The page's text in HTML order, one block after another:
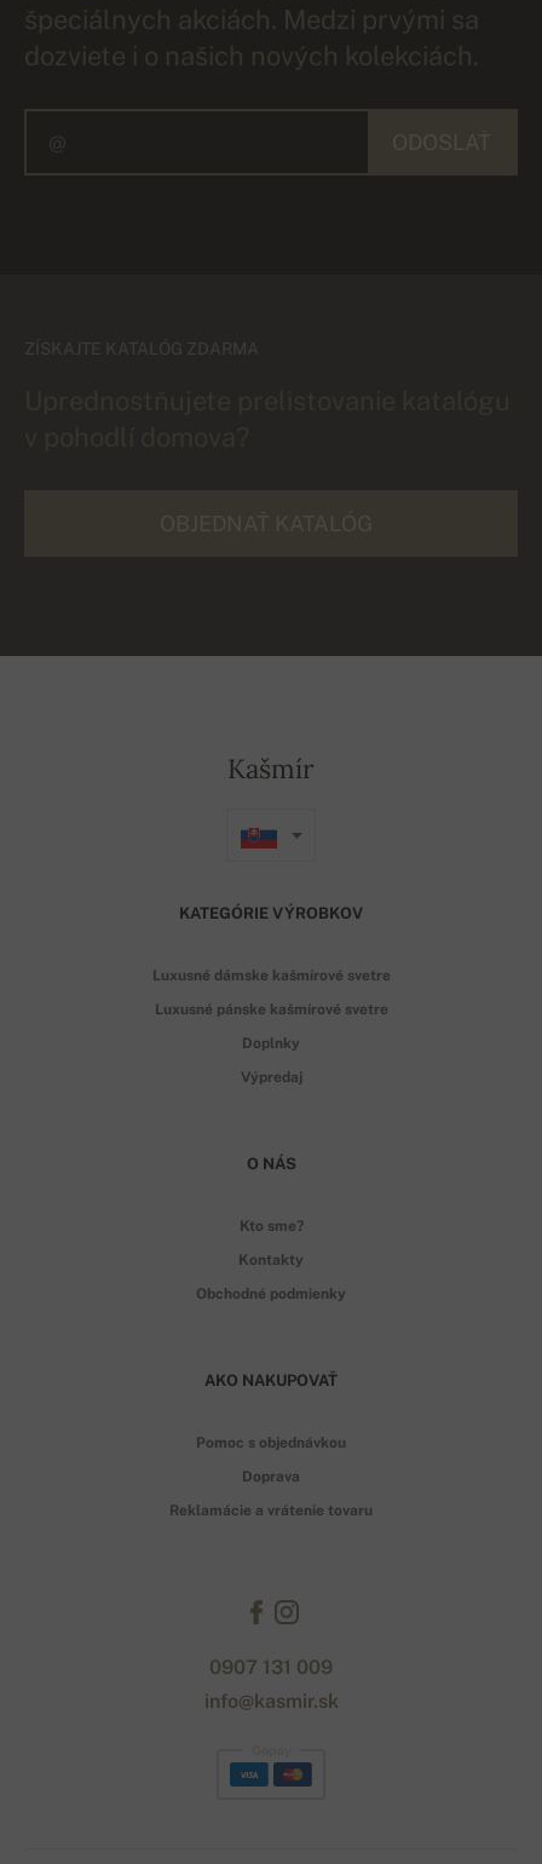
špeciálnych akciách. Medzi prvými sa
dozviete i o našich nových kolekciách.
ZÍSKAJTE KATALÓG ZDARMA
Kašmír
KATEGÓRIE VÝROBKOV
Luxusné dámske kašmírové svetre
Luxusné pánske kašmírové svetre
Doplnky
Výpredaj
O NÁS
Kto sme?
Kontakty
Obchodné podmienky
AKO NAKUPOVAŤ
Pomoc s objednávkou
Doprava
Reklamácie a vrátenie tovaru
0907 131 009
info@kasmir.sk